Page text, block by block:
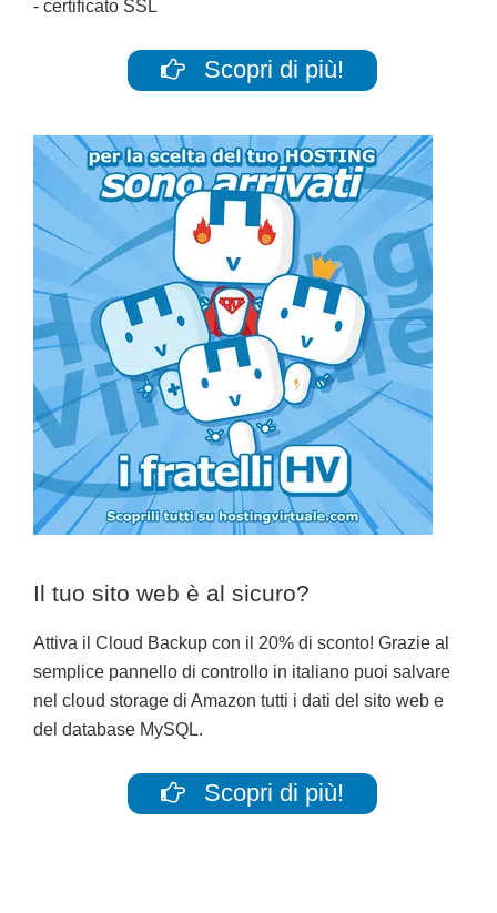
- certificato SSL
Scopri di più!
Il tuo sito web è al sicuro?
Attiva il Cloud Backup con il 20% di sconto! Grazie al
semplice pannello di controllo in italiano puoi salvare
nel cloud storage di Amazon tutti i dati del sito web e
del database MySQL.
Scopri di più!